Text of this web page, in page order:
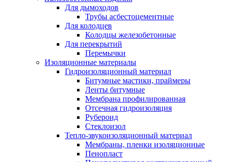
Для дымоходов
Трубы асбестоцементные
Для колодцев
Колодцы железобетонные
Для перекрытий
Перемычки
Изоляционные материалы
Гидроизоляционный материал
Битумные мастики, праймеры
Ленты битумные
Мембрана профилированная
Отсечная гидроизоляция
Рубероид
Стеклоизол
Тепло-звукоизоляционный материал
Мембраны, пленки изоляционные
Пенопласт